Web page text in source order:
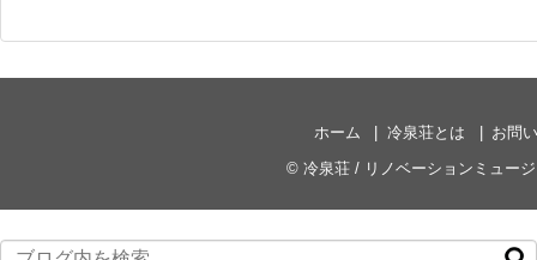
ホーム 冷泉荘とは
お問
© 冷泉荘 / リノベーションミュー